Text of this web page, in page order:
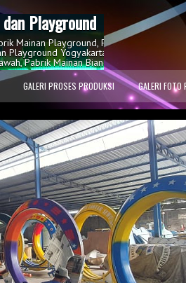
Playground
Mainan Playground, Pabrik Mainan
Yogyakarta, Pabrik Wahana
Pabrik Mainan Bianglala, Mainan Kincir
GALERI PROSES PRODUKSI GALERI FOTO